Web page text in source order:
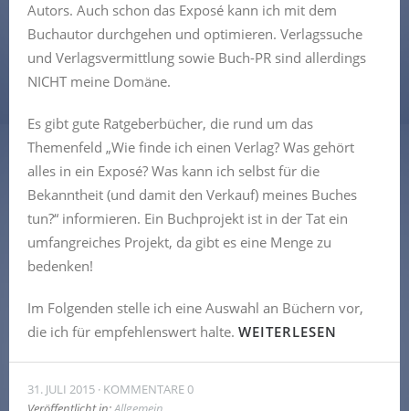
Autors. Auch schon das Exposé kann ich mit dem
Buchautor durchgehen und optimieren. Verlagssuche
und Verlagsvermittlung sowie Buch-PR sind allerdings
NICHT meine Domäne.
Es gibt gute Ratgeberbücher, die rund um das
Themenfeld „Wie finde ich einen Verlag? Was gehört
alles in ein Exposé? Was kann ich selbst für die
Bekanntheit (und damit den Verkauf) meines Buches
tun?“ informieren. Ein Buchprojekt ist in der Tat ein
umfangreiches Projekt, da gibt es eine Menge zu
bedenken!
Im Folgenden stelle ich eine Auswahl an Büchern vor,
die ich für empfehlenswert halte. WEITERLESEN
31. JULI 2015 KOMMENTARE 0